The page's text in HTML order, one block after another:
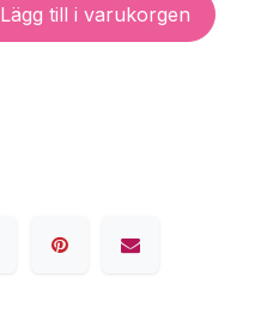
Lägg till i varukorgen